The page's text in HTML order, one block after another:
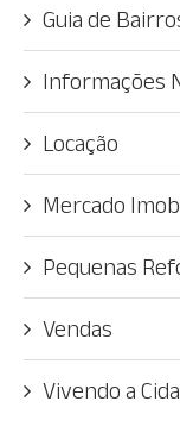
Guia de
Informações
Locação
Mercado
Pequenas
Vendas
Vivendo a